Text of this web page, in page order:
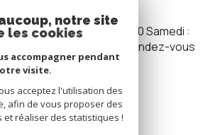
- 12h00 / 14h00 - 19h00 Samedi :
- 17h00 Dimanche : sur rendez-vous
NOS RÉSEAUX
notre site
les cookies
accompagner pendant
visite.
acceptez l'utilisation des
afin de vous proposer des
réaliser des statistiques !